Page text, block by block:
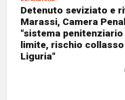
Detenuto seviziato e
Marassi, Camera
"sistema penitenziario
limite, rischio
Liguria"